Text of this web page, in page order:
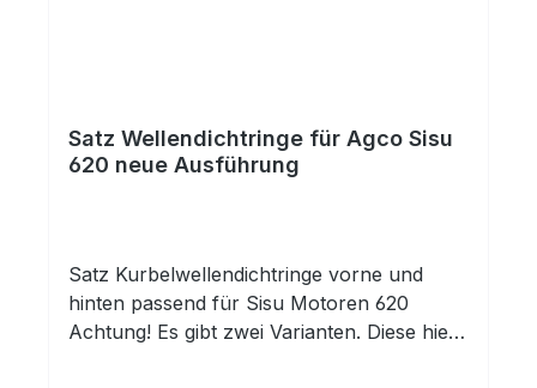
Satz Wellendichtringe für Agco Sisu
620 neue Ausführung
Satz Kurbelwellendichtringe vorne und
hinten passend für Sisu Motoren 620
Achtung! Es gibt zwei Varianten. Diese hier